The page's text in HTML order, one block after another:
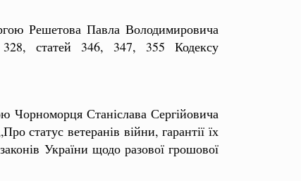
Решетова Павла Володимировича
328, статей 346, 347, 355 Кодексу
Чорноморця Станіслава Сергійовича
статус ветеранів війни, гарантії їх
України щодо разової грошової